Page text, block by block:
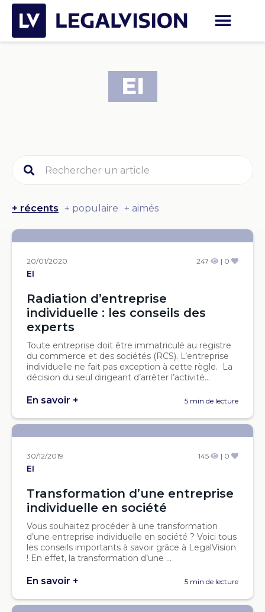
EI
+ récents + populaire + aimés
20/01/2020 247 | 0
EI
Radiation d’entreprise
individuelle : les conseils des
experts
Toute entreprise doit être immatriculé au registre
du commerce et des sociétés (RCS). L’entreprise
individuelle ne fait pas exception à cette règle. La
décision du seul dirigeant d’arrêter l’activité...
En savoir + 5 min de lecture
30/12/2019 145 | 0
EI
Transformation d’une entreprise
individuelle en société
Vous souhaitez procéder à une transformation
d’une entreprise individuelle en société ? Voici tous
les conseils importants à savoir grâce à LegalVision
! En effet, la transformation d’une ...
En savoir + 5 min de lecture